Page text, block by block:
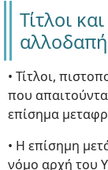
Τίτλοι
• Τίτλοι,
που
επίσημα
• Η επίσημη
νόμο αρχή του